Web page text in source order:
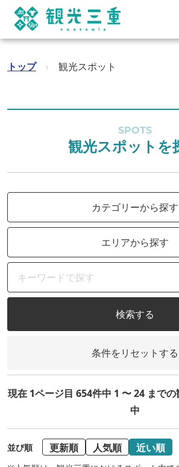
トップ › 観光スポット
SPOTS
観光スポットを
カテゴリーから探す
エリアから探す
検索する
条件をリセットする
現在 1ページ目 654件中 1 〜 24 まで
中
並び順 更新順 人気順 近い順